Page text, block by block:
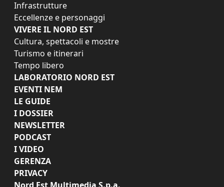
Infrastrutture
Eccellenze e personaggi
VIVERE IL NORD EST
Cultura, spettacoli e mostre
Turismo e itinerari
Tempo libero
LABORATORIO NORD EST
EVENTI NEM
LE GUIDE
I DOSSIER
NEWSLETTER
PODCAST
I VIDEO
GERENZA
PRIVACY